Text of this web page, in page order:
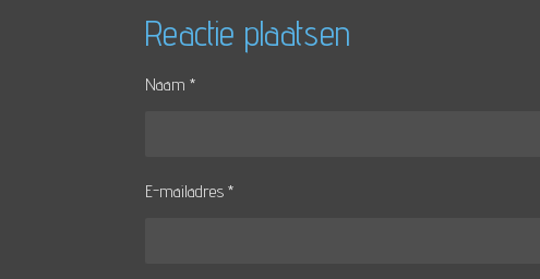
n
Reactie plaatsen
Naam *
E-mailadres *